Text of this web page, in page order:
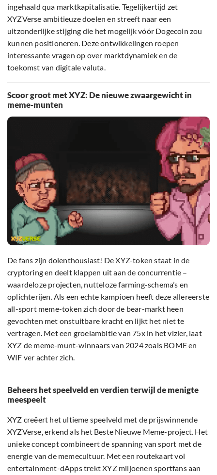
ingehaald qua marktkapitalisatie. Tegelijkertijd zet
XYZVerse ambitieuze doelen en streeft naar een
uitzonderlijke stijging die het mogelijk vóór Dogecoin zou
kunnen positioneren. Deze ontwikkelingen roepen
interessante vragen op over marktdynamiek en de
toekomst van digitale valuta.
Scoor groot met XYZ: De nieuwe zwaargewicht in
meme-munten
De fans zijn dolenthousiast! De XYZ-token staat in de
cryptoring en deelt klappen uit aan de concurrentie –
waardeloze projecten, nutteloze farming-schema’s en
oplichterijen. Als een echte kampioen heeft deze allereerste
all-sport meme-token zich door de bear-markt heen
gevochten met onstuitbare kracht en lijkt het niet te
vertragen. Met een groeiambitie van 75x in het vizier, laat
XYZ de meme-munt-winnaars van 2024 zoals BOME en
WIF ver achter zich.
Beheers het speelveld en verdien terwijl de menigte
meespeelt
XYZ creëert het ultieme speelveld met de prijswinnende
XYZVerse, erkend als het Beste Nieuwe Meme-project. Het
unieke concept combineert de spanning van sport met de
energie van de memecultuur. Met een routekaart vol
entertainment-dApps trekt XYZ miljoenen sportfans aan